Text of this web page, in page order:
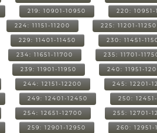
219: 10901-10950 220: 10951-
224: 11151-11200 225: 11201-11250
229: 11401-11450 230: 11451-
234: 11651-11700 235: 11701-
239: 11901-11950 240: 11951-
244: 12151-12200 245: 12201-
249: 12401-12450 250:
254: 12651-12700 255: 12701-
259: 12901-12950 260: 12951-